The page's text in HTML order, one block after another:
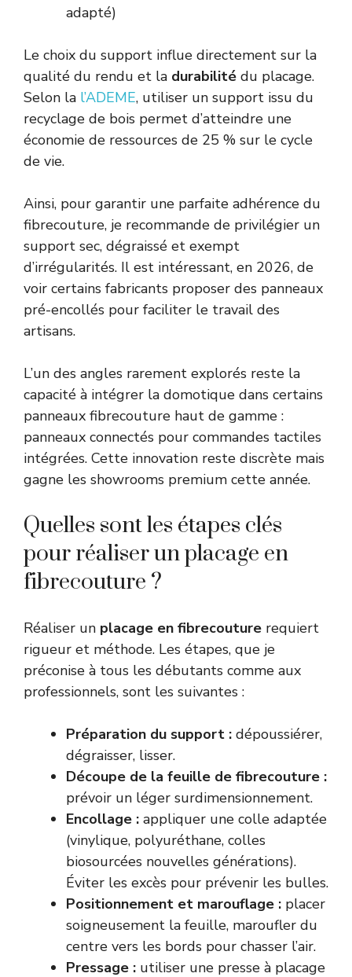
adapté)
Le choix du support influe directement sur la
qualité du rendu et la durabilité du placage.
Selon la l’ADEME, utiliser un support issu du
recyclage de bois permet d’atteindre une
économie de ressources de 25 % sur le cycle
de vie.
Ainsi, pour garantir une parfaite adhérence du
fibrecouture, je recommande de privilégier un
support sec, dégraissé et exempt
d’irrégularités. Il est intéressant, en 2026, de
voir certains fabricants proposer des panneaux
pré-encollés pour faciliter le travail des
artisans.
L’un des angles rarement explorés reste la
capacité à intégrer la domotique dans certains
panneaux fibrecouture haut de gamme :
panneaux connectés pour commandes tactiles
intégrées. Cette innovation reste discrète mais
gagne les showrooms premium cette année.
Quelles sont les étapes clés
pour réaliser un placage en
fibrecouture ?
Réaliser un placage en fibrecouture requiert
rigueur et méthode. Les étapes, que je
préconise à tous les débutants comme aux
professionnels, sont les suivantes :
Préparation du support : dépoussiérer,
dégraisser, lisser.
Découpe de la feuille de fibrecouture :
prévoir un léger surdimensionnement.
Encollage : appliquer une colle adaptée
(vinylique, polyuréthane, colles
biosourcées nouvelles générations).
Éviter les excès pour prévenir les bulles.
Positionnement et marouflage : placer
soigneusement la feuille, maroufler du
centre vers les bords pour chasser l’air.
Pressage : utiliser une presse à placage